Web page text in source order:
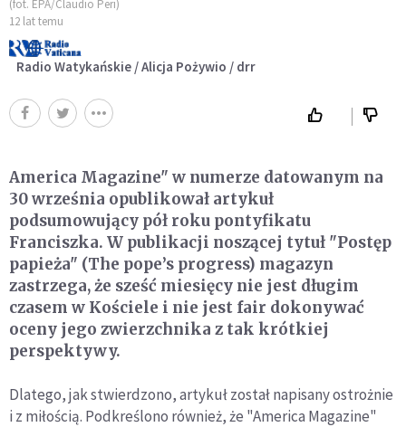
(fot. EPA/Claudio Peri)
12 lat temu
Radio Watykańskie / Alicja Pożywio / drr
America Magazine" w numerze datowanym na
30 września opublikował artykuł
podsumowujący pół roku pontyfikatu
Franciszka. W publikacji noszącej tytuł "Postęp
papieża" (The pope’s progress) magazyn
zastrzega, że sześć miesięcy nie jest długim
czasem w Kościele i nie jest fair dokonywać
oceny jego zwierzchnika z tak krótkiej
perspektywy.
Dlatego, jak stwierdzono, artykuł został napisany ostrożnie
i z miłością. Podkreślono również, że "America Magazine"